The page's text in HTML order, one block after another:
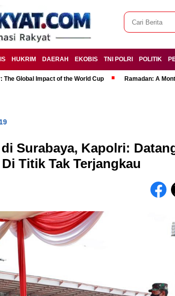
HUKRIM DAERAH EKOBIS TNI POLRI POLITIK
Global Impact of the World Cup Ramadan: A
Surabaya, Kapolri:
Titik Tak Terjangkau